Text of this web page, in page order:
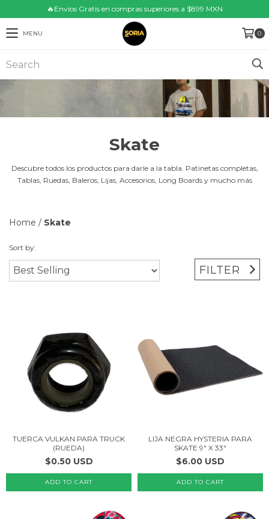
🔥Envíos Gratis en compras superiores a $899 MXN
MENU 0
Skate
Descubre todos los productos para darle a la tabla. Patinetas completas,
Tablas, Ruedas, Baleros, Lijas, Accesorios, Long Boards y mucho más
Home / Skate
Sort by:
FILTER
TUERCA VULKAN PARA TRUCK
(RUEDA)
$0.50 USD
LIJA NEGRA HYSTERIA PARA
SKATE 9" X 33"
$6.00 USD